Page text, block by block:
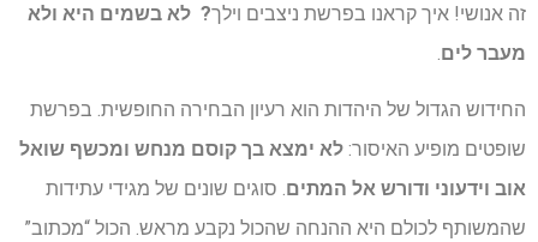
זה אנושי! איך קראנו בפרשת ניצבים וילך? לא בשמים היא ולא
מעבר לים
החידוש הגדול של היהדות הוא רעיון הבחירה החופשית. בפרשת
שופטים מופיע האיסור: לא ימצא בך קוסם מנחש ומכשף שואל
אוב וידעוני ודורש אל המתים. סוגים שונים של מגידי עתידות
שהמשותף לכולם היא ההנחה שהכול נקבע מראש. הכול “מכתוב”